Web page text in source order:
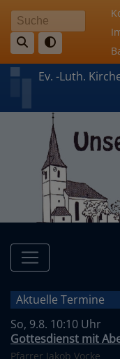
Direkt
zum
Inhalt
Suche
Ev. -Luth.
Aktuelle Termine
So, 9.8. 10:10 Uhr
Gottesdienst mit
Pfarrer Jakob Vocke